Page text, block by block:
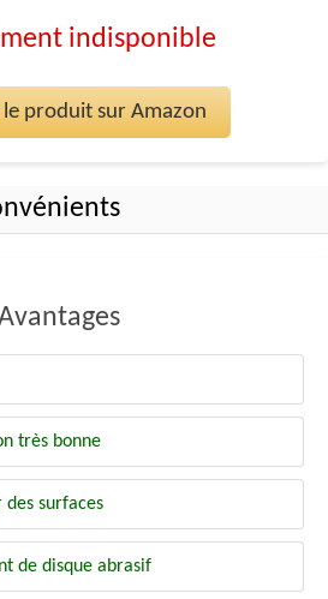
indisponible
produit sur Amazon
très bonne
des surfaces
de disque abrasif